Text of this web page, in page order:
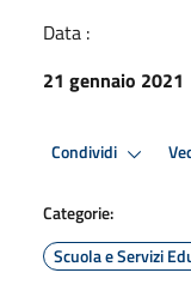
Data :
21 gennaio 2021
Condividi
Categorie:
Scuola e Servizi